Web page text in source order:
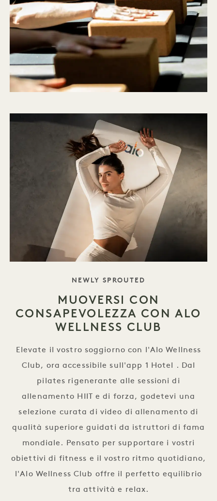
TAGLINE
NEWLY SPROUTED
MUOVERSI CON
CONSAPEVOLEZZA CON ALO
WELLNESS CLUB
Elevate il vostro soggiorno con l'Alo Wellness
Club, ora accessibile sull'app 1 Hotel . Dal
pilates rigenerante alle sessioni di
allenamento HIIT e di forza, godetevi una
selezione curata di video di allenamento di
qualità superiore guidati da istruttori di fama
mondiale. Pensato per supportare i vostri
obiettivi di fitness e il vostro ritmo quotidiano,
l'Alo Wellness Club offre il perfetto equilibrio
tra attività e relax.